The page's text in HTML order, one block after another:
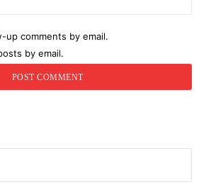
up comments by email.
by email.